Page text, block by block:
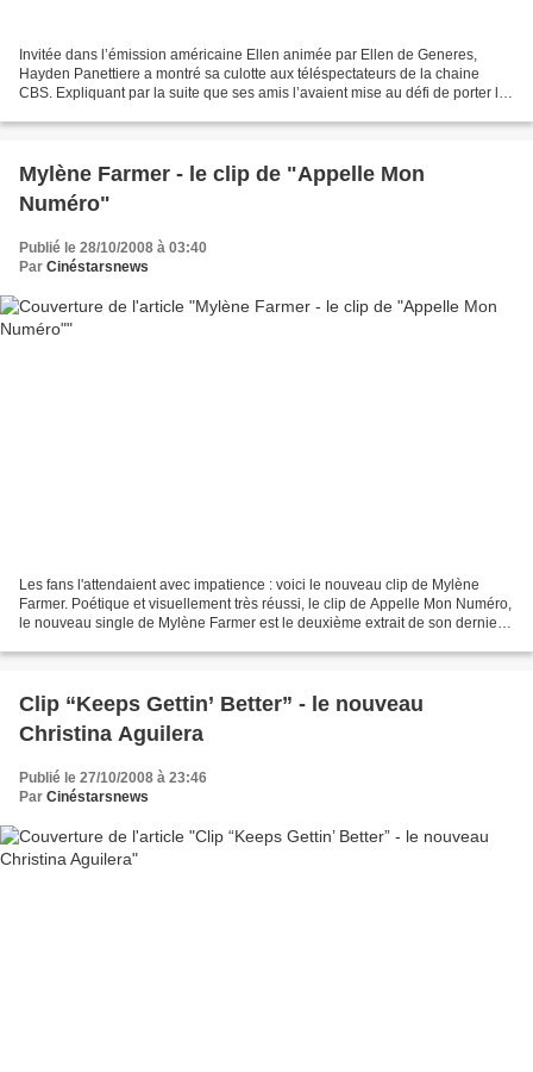
Invitée dans l’émission américaine Ellen animée par Ellen de Generes,
Hayden Panettiere a montré sa culotte aux téléspectateurs de la chaine
CBS. Expliquant par la suite que ses amis l’avaient mise au défi de porter la
Mylène Farmer - le clip de "Appelle Mon
Numéro"
Publié le 28/10/2008 à 03:40
Par Cinéstarsnews
Les fans l'attendaient avec impatience : voici le nouveau clip de Mylène
Farmer. Poétique et visuellement très réussi, le clip de Appelle Mon Numéro,
le nouveau single de Mylène Farmer est le deuxième extrait de son dernier
Clip “Keeps Gettin’ Better” - le nouveau
Christina Aguilera
Publié le 27/10/2008 à 23:46
Par Cinéstarsnews